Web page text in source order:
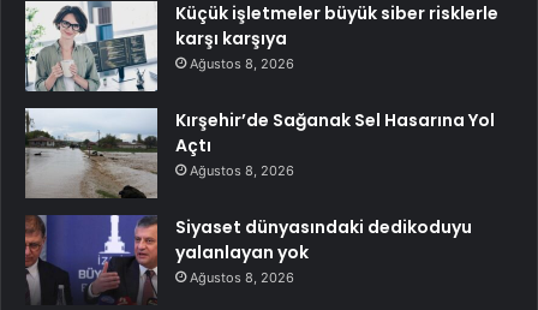
Küçük işletmeler büyük siber risklerle
karşı karşıya
Ağustos 8, 2026
Kırşehir’de Sağanak Sel Hasarına Yol
Açtı
Ağustos 8, 2026
Siyaset dünyasındaki dedikoduyu
yalanlayan yok
Ağustos 8, 2026